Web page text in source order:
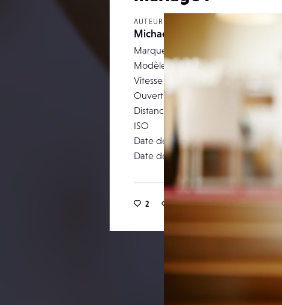
AUTEUR
Michaelferire
Marque
Modèle
Vitesse d’obturation
Ouverture
Distance focale
ISO
Date de prise de vue
Date de publication
2 13 0